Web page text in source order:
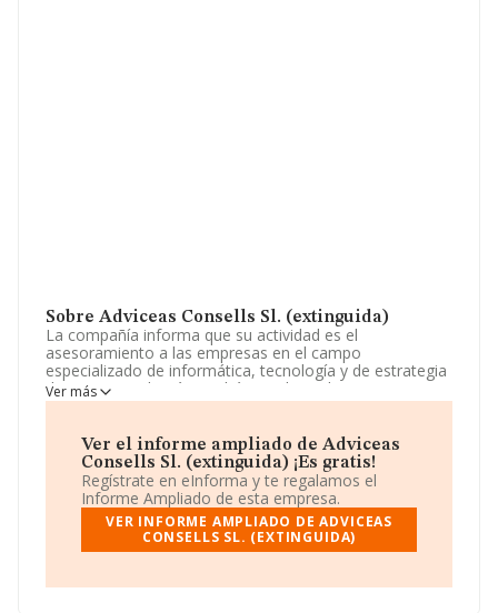
Sobre Adviceas Consells Sl. (extinguida)
La compañía informa que su actividad es el
asesoramiento a las empresas en el campo
especializado de informática, tecnología y de estrategia
de negocio. además tendrá por objeto la compraventa,
promoción, construcción y arrendamiento de toda clase
licencias de toda categoría y la distribuci. La sociedad
está registrada como Sociedad Limitada. Su CNAE
corresponde a 4101 con código '%cnae%'. La compañía
no tiene actividad en mercados exteriores.
Su email eswh.palma@icloud.com.
CIF B57877797, está situada en Calle Born núm. 48,
Ver más
Ver el informe ampliado de Adviceas
Consells Sl. (extinguida) ¡Es gratis!
Regístrate en eInforma y te regalamos el
Informe Ampliado de esta empresa.
VER INFORME AMPLIADO DE ADVICEAS
CONSELLS SL. (EXTINGUIDA)